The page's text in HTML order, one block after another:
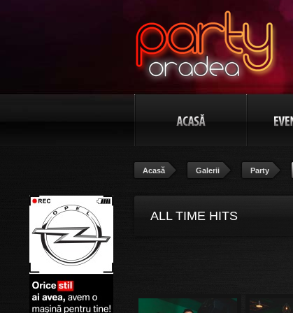
Acasă Galerii Party
ALL TIME HITS